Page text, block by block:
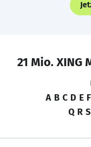
21 Mio. XING
A B C D E F
Q R S